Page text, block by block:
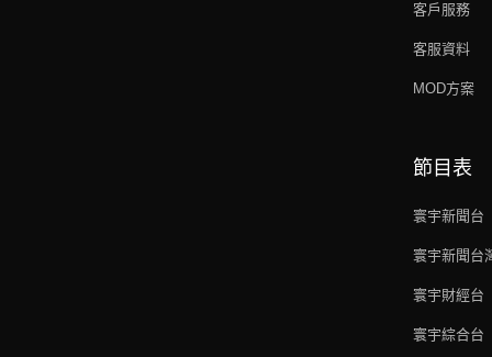
客戶服務
客服資料
MOD方案
節目表
寰宇新聞台
寰宇新聞台
寰宇財經台
寰宇綜合台